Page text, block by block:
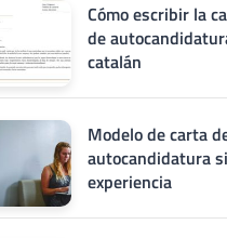
Cómo escribir la
de
catalán
Modelo de carta
autocandidatura
experiencia